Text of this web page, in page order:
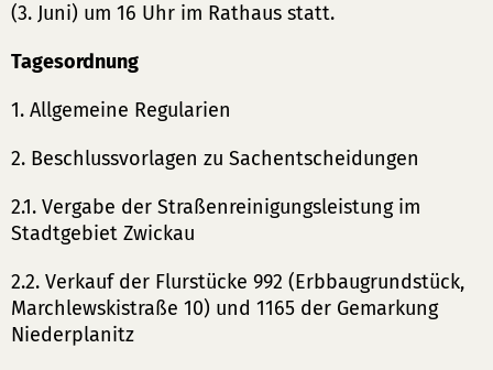
(3. Juni) um 16 Uhr im Rathaus statt.
Tagesordnung
1. Allgemeine Regularien
2. Beschlussvorlagen zu Sachentscheidungen
2.1. Vergabe der Straßenreinigungsleistung im
Stadtgebiet Zwickau
2.2. Verkauf der Flurstücke 992 (Erbbaugrundstück,
Marchlewskistraße 10) und 1165 der Gemarkung
Niederplanitz